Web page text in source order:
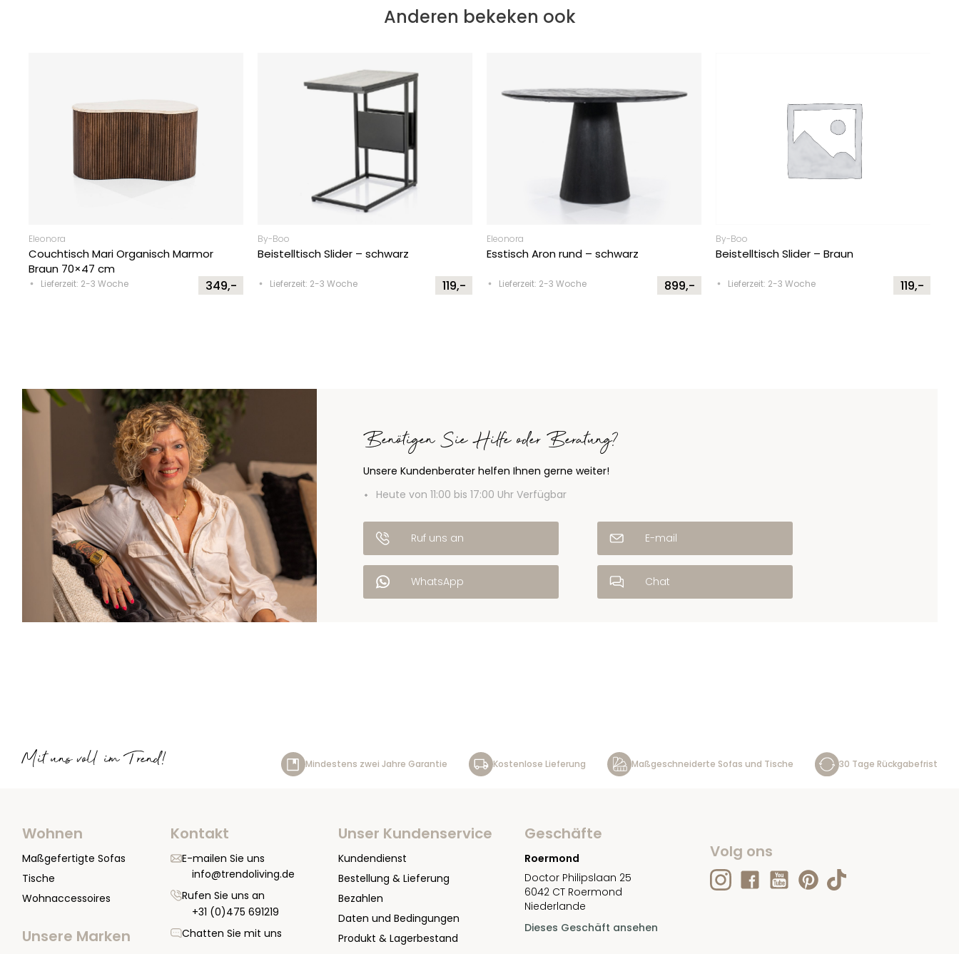
Anderen bekeken ook
Eleonora
Couchtisch Mari Organisch Marmor
Braun 70×47 cm
Lieferzeit: 2-3 Woche 349,-
By-Boo
Beistelltisch Slider – schwarz
Lieferzeit: 2-3 Woche 119,-
Eleonora
Esstisch Aron rund – schwarz
Lieferzeit: 2-3 Woche 899,-
By-Boo
Beistelltisch Slider – Braun
Lieferzeit: 2-3 Woche 119,-
Benötigen Sie Hilfe oder Beratung?
Unsere Kundenberater helfen Ihnen gerne weiter!
Heute von 11:00 bis 17:00 Uhr Verfügbar
Ruf uns an E-mail
WhatsApp Chat
Mit uns voll im Trend! Mindestens zwei Jahre Garantie Kostenlose Lieferung Maßgeschneiderte Sofas und Tische 30 Tage Rückgabefrist
Wohnen
Maßgefertigte Sofas
Tische
Wohnaccessoires
Unsere Marken
Kontakt
E-mailen Sie uns
info@trendoliving.de
Rufen Sie uns an
+31 (0)475 691219
Chatten Sie mit uns
Unser Kundenservice
Kundendienst
Bestellung & Lieferung
Bezahlen
Daten und Bedingungen
Produkt & Lagerbestand
Geschäfte
Roermond
Doctor Philipslaan 25
6042 CT Roermond
Niederlande
Dieses Geschäft ansehen
Volg ons